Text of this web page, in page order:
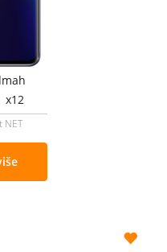
x12
NET